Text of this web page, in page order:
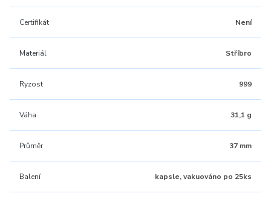
Certifikát Není
Materiál Stříbro
Ryzost 999
Váha 31,1 g
Průměr 37 mm
Balení kapsle, vakuováno po 25ks